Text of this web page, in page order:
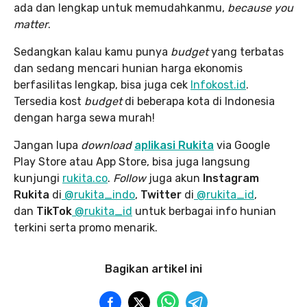
ada dan lengkap untuk memudahkanmu, because you
matter.
Sedangkan kalau kamu punya budgetyang terbatas
dan sedang mencari hunian harga ekonomis
berfasilitas lengkap, bisa juga cek Infokost.id.
Tersedia kost budgetdi beberapa kota di Indonesia
dengan harga sewa murah!
Jangan lupa download aplikasi Rukita via Google
Play Store atau App Store, bisa juga langsung
kunjungi rukita.co. Followjuga akun Instagram
Rukita di @rukita_indo, Twitter di @rukita_id,
dan TikTok @rukita_id untuk berbagai info hunian
terkini serta promo menarik.
Bagikan artikel ini